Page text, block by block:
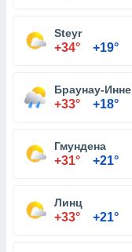
Steyr
+34° +19°
Браунау-Инне
+33° +18°
Гмундена
+31° +21°
Линц
+33° +21°